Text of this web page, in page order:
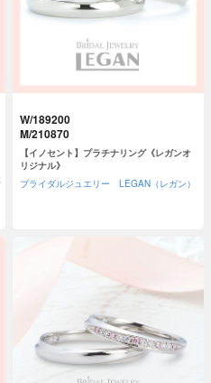
W/189200
M/210870
【イノセント】プラチナリング《レガンオ
リジナル》
ブライダルジュエリー LEGAN（レガン）